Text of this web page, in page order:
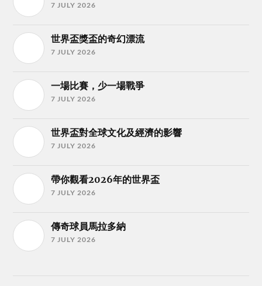
7 JULY 2026
世界盃獎盃的奇幻漂流
7 JULY 2026
一場比賽，少一場戰爭
7 JULY 2026
世界盃對全球文化及經濟的影響
7 JULY 2026
帶你觀看2026年的世界盃
7 JULY 2026
傳奇球員馬拉多納
7 JULY 2026